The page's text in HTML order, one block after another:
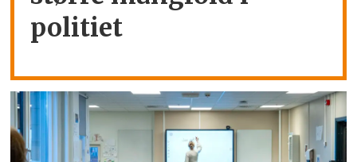
politiet